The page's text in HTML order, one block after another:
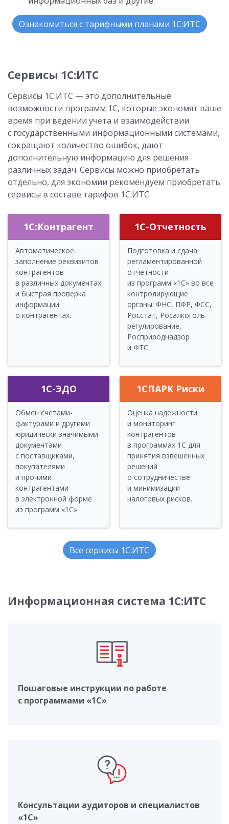
Ознакомиться с тарифными планами 1С:ИТС
Сервисы 1С:ИТС
Сервисы 1С:ИТС — это дополнительные
возможности программ 1С, которые экономят ваше
время при ведении учета и взаимодействии
с государственными информационными системами,
сокращают количество ошибок, дают
дополнительную информацию для решения
различных задач. Сервисы можно приобретать
отдельно, для экономии рекомендуем приобретать
сервисы в составе тарифов 1С:ИТС.
1С:Контрагент
Автоматическое
заполнение реквизитов
контрагентов
в различных документах
и быстрая проверка
информации
о контрагентах.
1С-Отчетность
Подготовка и сдача
регламентированной
отчетности
из программ «1С» во все
контролирующие
органы: ФНС, ПФР, ФСС,
Росстат, Рос­алко­голь­
ре­гу­ли­ро­ва­ние,
Росприроднадзор
и ФТС.
1С-ЭДО
Обмен счетами-
фактурами и другими
юридически значимыми
документами
с поставщиками,
покупателями
и прочими
контрагентами
в электронной форме
из программ «1С»
1СПАРК Риски
Оценка надежности
и мониторинг
контрагентов
в программах 1С для
принятия взвешенных
решений
о сотрудничестве
и минимизации
налоговых рисков.
Все сервисы 1С:ИТС
Информационная система 1С:ИТС
Пошаговые инструкции по работе
с программами «1С»
Консультации аудиторов и специалистов
«1С»